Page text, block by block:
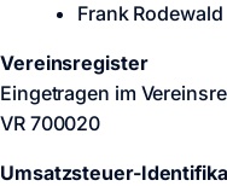
Frank Rodewald
Vereinsregister
Eingetragen im
VR 700020
Umsatzsteuer-